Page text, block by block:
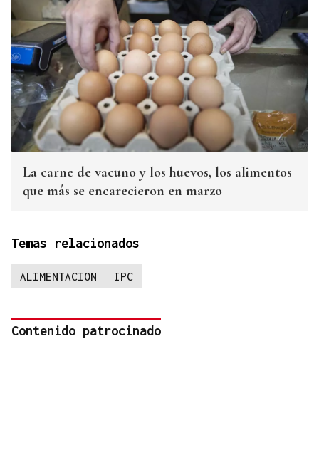
La carne de vacuno y los huevos, los alimentos
que más se encarecieron en marzo
Temas relacionados
ALIMENTACION IPC
Contenido patrocinado